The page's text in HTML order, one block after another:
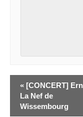
« [CONCERT]
La Nef de
Wissembourg